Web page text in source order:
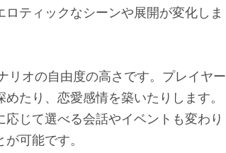
ティックなシーンや展開が変化しま
リオの自由度の高さです。プレイヤー
たり、恋愛感情を築いたりします。
じて選べる会話やイベントも変わり
可能です。